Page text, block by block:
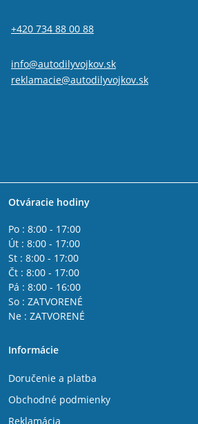
+420 734 88 00 88
info@autodilyvojkov.sk
reklamacie@autodilyvojkov.sk
Otváracie hodiny
Po : 8:00 - 17:00
Út : 8:00 - 17:00
St : 8:00 - 17:00
Čt : 8:00 - 17:00
Pá : 8:00 - 16:00
So : ZATVORENÉ
Ne : ZATVORENÉ
Informácie
Doručenie a platba
Obchodné podmienky
Reklamácia